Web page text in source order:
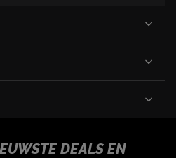
DEALS EN